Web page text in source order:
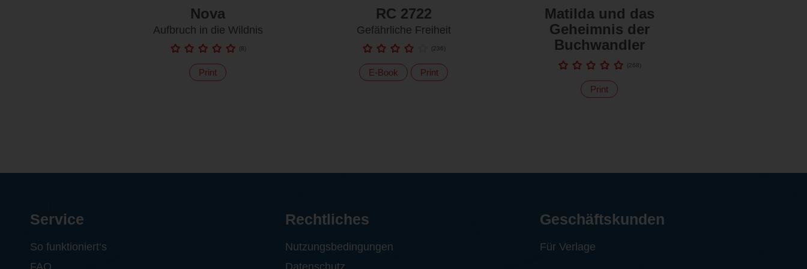
Nova
Aufbruch in die Wildnis
(8)
Print
RC 2722
Gefährliche Freiheit
(236)
E-Book Print
Matilda und das
Geheimnis der
Buchwandler
(268)
Print
Service
So funktioniert‘s
Rechtliches
Nutzungsbedingungen
Geschäftskunden
Für Verlage